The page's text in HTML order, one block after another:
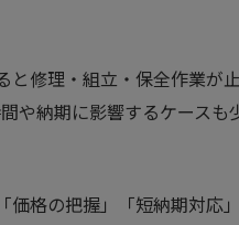
修理・組立・保全作業が
や納期に影響するケースも
格の把握」「短納期対応